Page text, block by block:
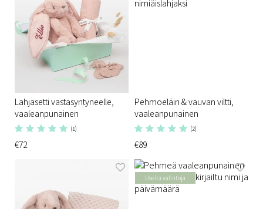
Lahjasetti vastasyntyneelle,
vaaleanpunainen
(1)
€72
Pehmoeläin & vauvan viltti,
vaaleanpunainen
(2)
€89
Useita valintoja